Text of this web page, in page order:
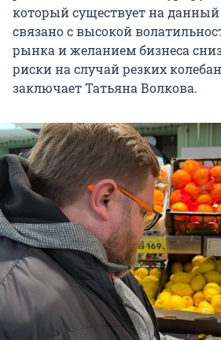
который существует на
связано с высокой
рынка и желанием бизнеса
риски на случай резких
заключает Татьяна Волкова.